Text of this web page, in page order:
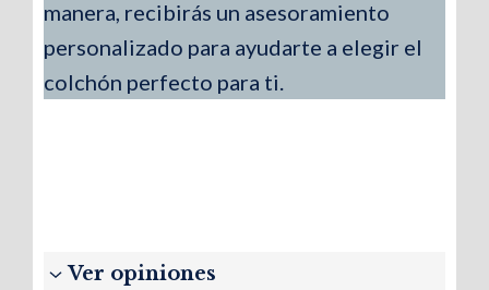
manera, recibirás un asesoramiento
personalizado para ayudarte a elegir el
colchón perfecto para ti.
Ver opiniones